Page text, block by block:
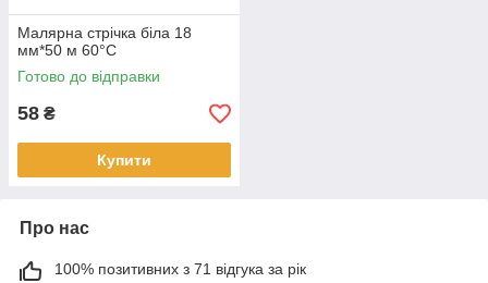
Малярна стрічка біла 18
мм*50 м 60°С
Готово до відправки
58 ₴
Купити
Про нас
100% позитивних з 71 відгука за рік